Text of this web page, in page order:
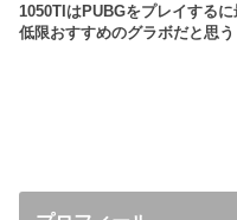
1050TIはPUBGをプレイするに
低限おすすめのグラボだと思う